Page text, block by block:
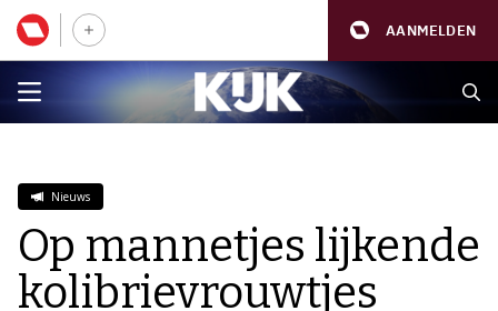
AANMELDEN
Nieuws
Op mannetjes lijkende
kolibrievrouwtjes